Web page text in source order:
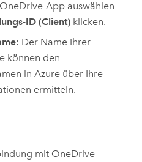
OneDrive-App auswählen
ID (Client) klicken.
: Der Name Ihrer
können den
inAzure über Ihre
ermitteln.
mit OneDrive